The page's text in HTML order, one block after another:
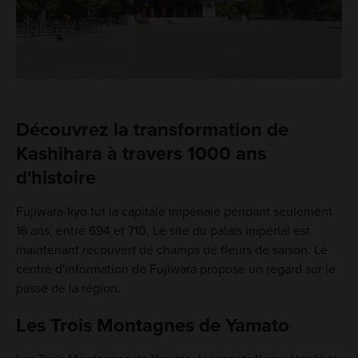
Découvrez la transformation de
Kashihara à travers 1000 ans
d'histoire
Fujiwara-kyo fut la capitale impériale pendant seulement
16 ans, entre 694 et 710. Le site du palais impérial est
maintenant recouvert de champs de fleurs de saison. Le
centre d'information de Fujiwara propose un regard sur le
passé de la région.
Les Trois Montagnes de Yamato